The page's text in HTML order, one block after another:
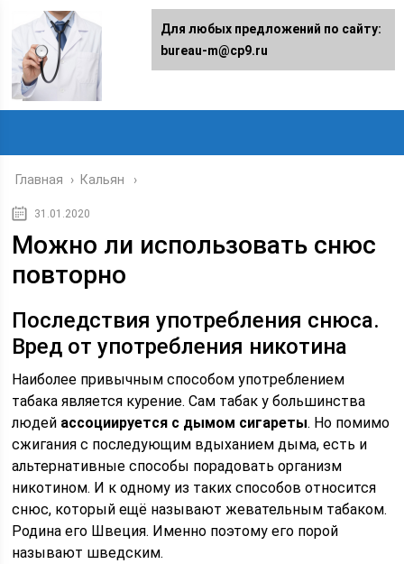
Главная › Кальян
31.01.2020
Можно ли использовать снюс
повторно
Последствия употребления снюса.
Вред от употребления никотина
Наиболее привычным способом употреблением
табака является курение. Сам табак у большинства
людей ассоциируется с дымом сигареты. Но помимо
сжигания с последующим вдыханием дыма, есть и
альтернативные способы порадовать организм
никотином. И к одному из таких способов относится
снюс, который ещё называют жевательным табаком.
Родина его Швеция. Именно поэтому его порой
называют шведским.
Для любых предложений по сайту:
bureau-m@cp9.ru